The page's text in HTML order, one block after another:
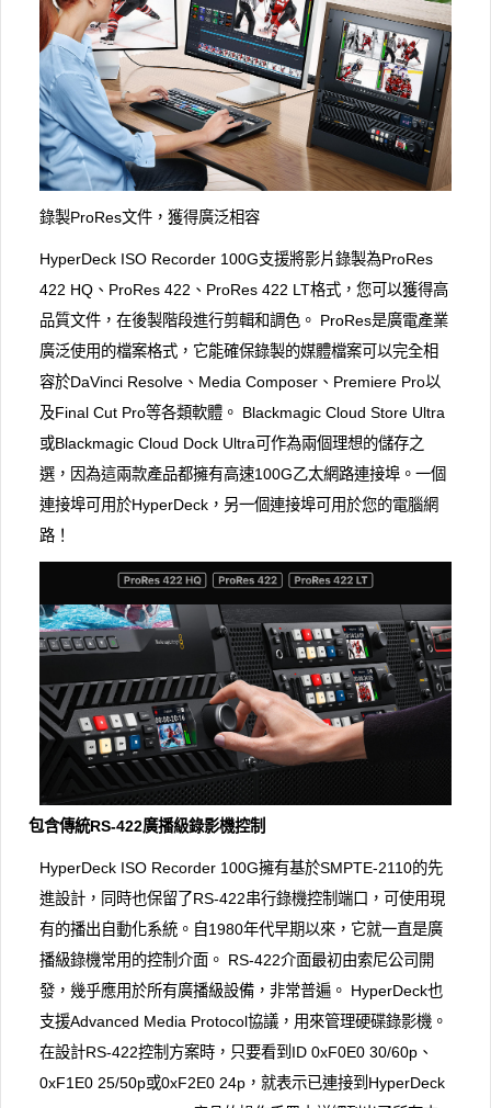
錄製ProRes文件，獲得廣泛相容
HyperDeck ISO Recorder 100G支援將影片錄製為ProRes
422 HQ、ProRes 422、ProRes 422 LT格式，您可以獲得高
品質文件，在後製階段進行剪輯和調色。 ProRes是廣電產業
廣泛使用的檔案格式，它能確保錄製的媒體檔案可以完全相
容於DaVinci Resolve、Media Composer、Premiere Pro以
及Final Cut Pro等各類軟體。 Blackmagic Cloud Store Ultra
或Blackmagic Cloud Dock Ultra可作為兩個理想的儲存之
選，因為這兩款產品都擁有高速100G乙太網路連接埠。一個
連接埠可用於HyperDeck，另一個連接埠可用於您的電腦網
路！
包含傳統RS-422廣播級錄影機控制
HyperDeck ISO Recorder 100G擁有基於SMPTE-2110的先
進設計，同時也保留了RS-422串行錄機控制端口，可使用現
有的播出自動化系統。自1980年代早期以來，它就一直是廣
播級錄機常用的控制介面。 RS-422介面最初由索尼公司開
發，幾乎應用於所有廣播級設備，非常普遍。 HyperDeck也
支援Advanced Media Protocol協議，用來管理硬碟錄影機。
在設計RS-422控制方案時，只要看到ID 0xF0E0 30/60p、
0xF1E0 25/50p或0xF2E0 24p，就表示已連接到HyperDeck